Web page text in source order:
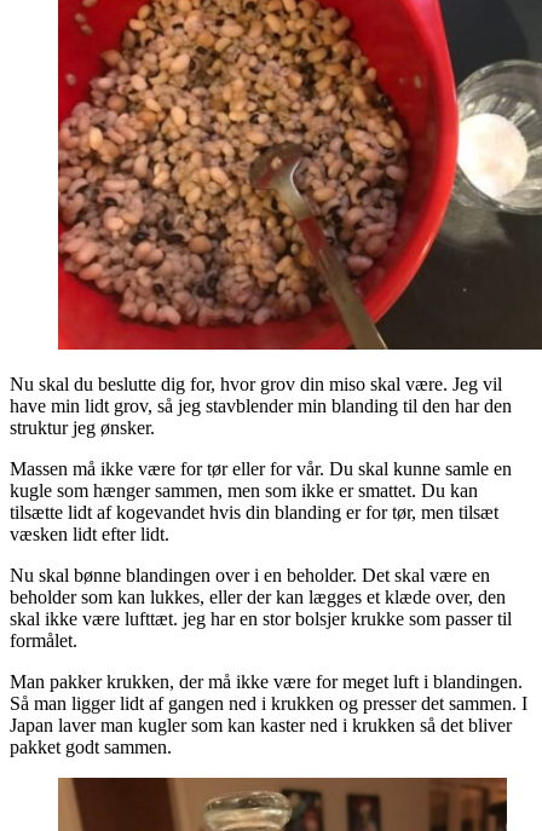
Nu skal du beslutte dig for, hvor grov din miso skal være. Jeg vil
have min lidt grov, så jeg stavblender min blanding til den har den
struktur jeg ønsker.
Massen må ikke være for tør eller for vår. Du skal kunne samle en
kugle som hænger sammen, men som ikke er smattet. Du kan
tilsætte lidt af kogevandet hvis din blanding er for tør, men tilsæt
væsken lidt efter lidt.
Nu skal bønne blandingen over i en beholder. Det skal være en
beholder som kan lukkes, eller der kan lægges et klæde over, den
skal ikke være lufttæt. jeg har en stor bolsjer krukke som passer til
formålet.
Man pakker krukken, der må ikke være for meget luft i blandingen.
Så man ligger lidt af gangen ned i krukken og presser det sammen. I
Japan laver man kugler som kan kaster ned i krukken så det bliver
pakket godt sammen.